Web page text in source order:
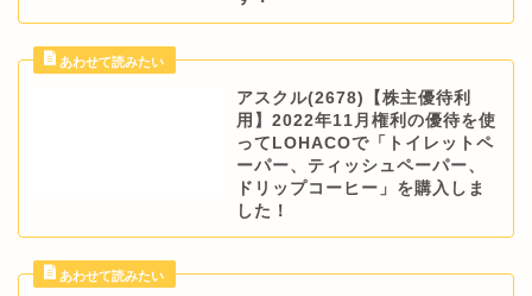
アスクル(2678)【株主優待利
用】2022年11月権利の優待を使
ってLOHACOで「トイレットペ
ーパー、ティッシュペーパー、
ドリップコーヒー」を購入しま
した！